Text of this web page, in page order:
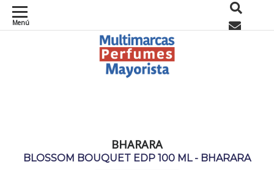
Menú
BHARARA
BLOSSOM BOUQUET EDP 100 ML - BHARARA